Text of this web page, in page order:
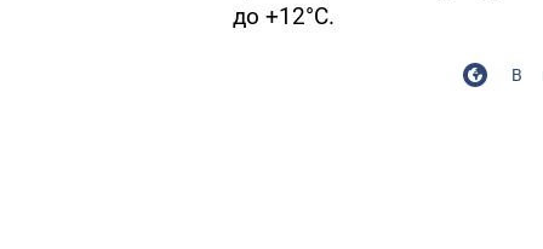
до +12°С.